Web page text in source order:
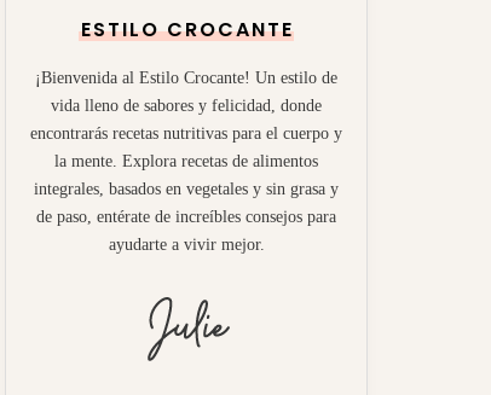
ESTILO CROCANTE
¡Bienvenida al Estilo Crocante! Un estilo de
vida lleno de sabores y felicidad, donde
encontrarás recetas nutritivas para el cuerpo y
la mente. Explora recetas de alimentos
integrales, basados en vegetales y sin grasa y
de paso, entérate de increíbles consejos para
ayudarte a vivir mejor.